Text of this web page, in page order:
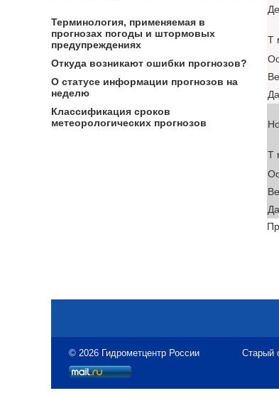
T
T
Терминология, применяемая в
прогнозах погоды и штормовых
предупреждениях
Откуда возникают ошибки прогнозов?
О статусе информации прогнозов на
неделю
Классификация сроков
метеорологических прогнозов
© 2026 Гидрометцентр России Старый